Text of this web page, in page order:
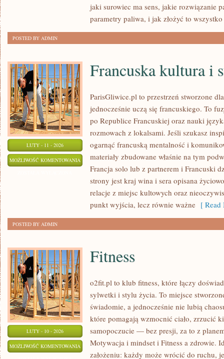
MAŁOSKALOWE
jaki surowiec ma sens, jakie rozwiązanie
parametry paliwa, i jak złożyć to wszystko
POSTED BY ADMIN
LUTY - 11 - 2026
MOŻLIWOŚĆ KOMENTOWANIA FRANCUSKA
KULTURA
STYL
ŻYCIA
Francuska kultura i
ParisGliwice.pl to przestrzeń stworzone
jednocześnie uczą się francuskiego. To
po Republice Francuskiej oraz nauki
rozmowach z lokalsami. Jeśli szukasz
ogarnąć francuską mentalność i
materiały zbudowane właśnie na tym
Francja solo lub z partnerem i Francuski
strony jest kraj wina i sera opisana
relacje z miejsc kultowych oraz
punkt wyjścia, lecz równie ważne [ Read
POSTED BY ADMIN
LUTY - 10 - 2026
MOŻLIWOŚĆ KOMENTOWANIA FITNESS
Fitness
o2fit.pl to klub fitness, które łączy
sylwetki i stylu życia. To miejsce
świadomie, a jednocześnie nie lubią
które pomagają wzmocnić ciało, zrzucić
samopoczucie — bez presji, za to z
Motywacja i mindset i Fitness a zdrowie.
założeniu: każdy może wrócić do ruchu,